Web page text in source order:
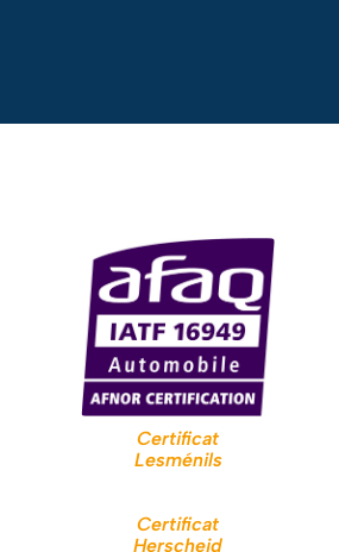
Certificat
Lesménils
Certificat
Herscheid